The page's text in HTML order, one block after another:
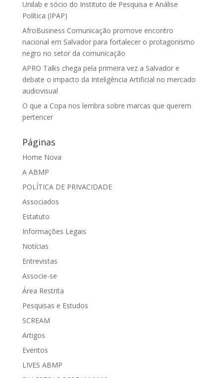
Unilab e sócio do Instituto de Pesquisa e Análise
Política (IPAP)
AfroBusiness Comunicação promove encontro
nacional em Salvador para fortalecer o protagonismo
negro no setor da comunicação
APRO Talks chega pela primeira vez a Salvador e
debate o impacto da Inteligência Artificial no mercado
audiovisual
O que a Copa nos lembra sobre marcas que querem
pertencer
Páginas
Home Nova
A ABMP
POLÍTICA DE PRIVACIDADE
Associados
Estatuto
Informações Legais
Notícias
Entrevistas
Associe-se
Área Restrita
Pesquisas e Estudos
SCREAM
Artigos
Eventos
LIVES ABMP